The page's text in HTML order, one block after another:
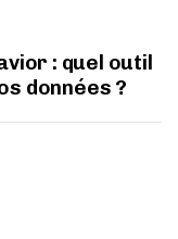
: quel outil
données ?